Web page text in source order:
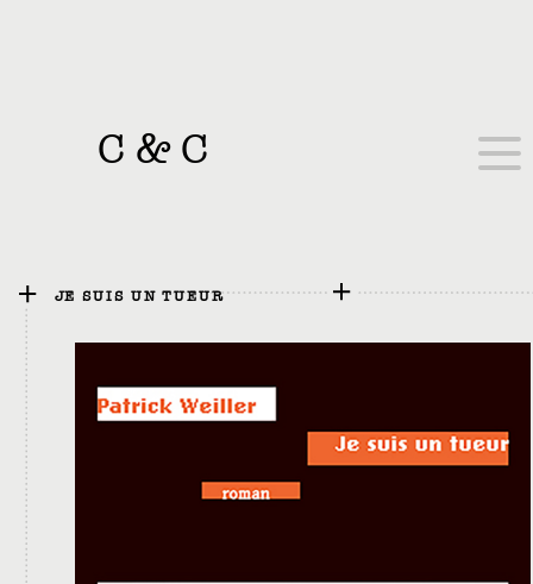
C &C
JE SUIS UN TUEUR